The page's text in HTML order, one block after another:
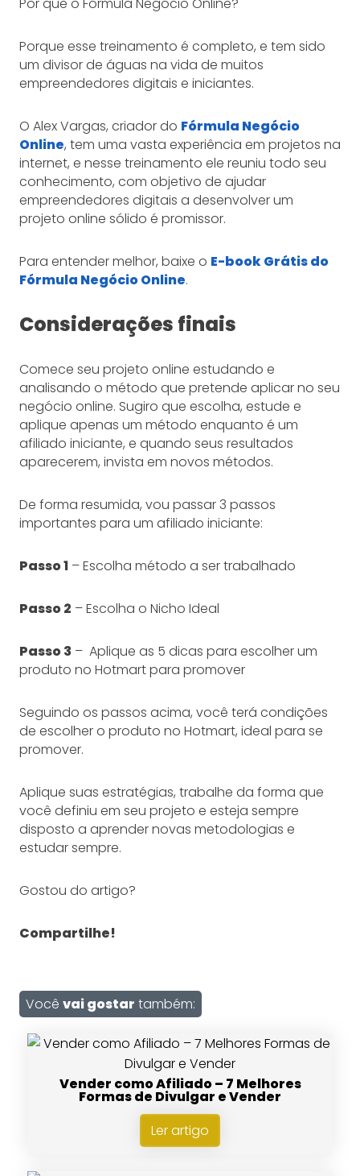
Porque esse treinamento é completo, e tem sido
um divisor de águas na vida de muitos
empreendedores digitais e iniciantes.
O Alex Vargas, criador do Fórmula Negócio
Online, tem uma vasta experiência em projetos na
internet, e nesse treinamento ele reuniu todo seu
conhecimento, com objetivo de ajudar
empreendedores digitais a desenvolver um
projeto online sólido é promissor.
Para entender melhor, baixe o E-book Grátis do
Fórmula Negócio Online.
Considerações finais
Comece seu projeto online estudando e
analisando o método que pretende aplicar no seu
negócio online. Sugiro que escolha, estude e
aplique apenas um método enquanto é um
afiliado iniciante, e quando seus resultados
aparecerem, invista em novos métodos.
De forma resumida, vou passar 3 passos
importantes para um afiliado iniciante:
Passo 1– Escolha método a ser trabalhado
Passo 2 – Escolha o Nicho Ideal
Passo 3– Aplique as 5 dicas para escolher um
produto no Hotmart para promover
Seguindo os passos acima, você terá condições
de escolher o produto no Hotmart, ideal para se
promover.
Aplique suas estratégias, trabalhe da forma que
você definiu em seu projeto e esteja sempre
disposto a aprender novas metodologias e
estudar sempre.
Gostou do artigo?
Compartilhe!
Você vai gostar também:
Vender como Afiliado – 7 Melhores
Formas de Divulgar e Vender
Ler artigo